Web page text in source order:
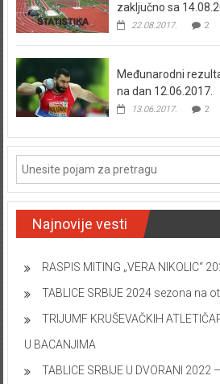
zaključno sa
22.08.2017. 2
Međunarodni
na dan 12.06.2017.
13.06.2017. 2
Najnovije vesti
RASPIS MITING „VERA NIKOLIC“
TABLICE SRBIJE 2024 sezona na
TRIJUMF KRUŠEVAČKIH
U BACANJIMA
TABLICE SRBIJE U DVORANI 2022